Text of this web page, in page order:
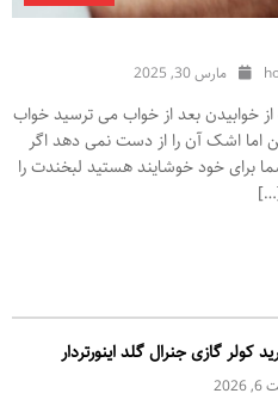
مارس 30, 2025
خوابیدن بعد از خواب می ترسید خواب
اما اشک آن را از دست نمی دهد اگر
خود خوشایند هستید لبخندت را
کولر گازی جنرال‌ گلد اینورتر‌دار